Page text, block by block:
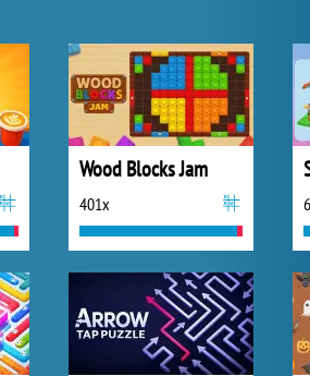
Wood Blocks Jam
401x